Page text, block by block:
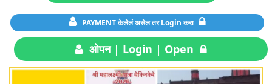
PAYMENT केलेलं असेल तर Login करा
ओपन | Login | Open